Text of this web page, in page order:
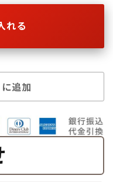
れる
追加